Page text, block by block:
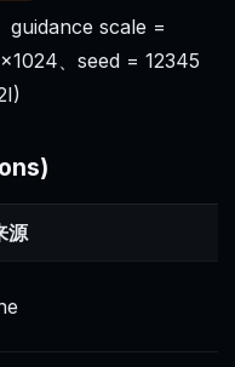
guidance scale =
、seed = 12345
源